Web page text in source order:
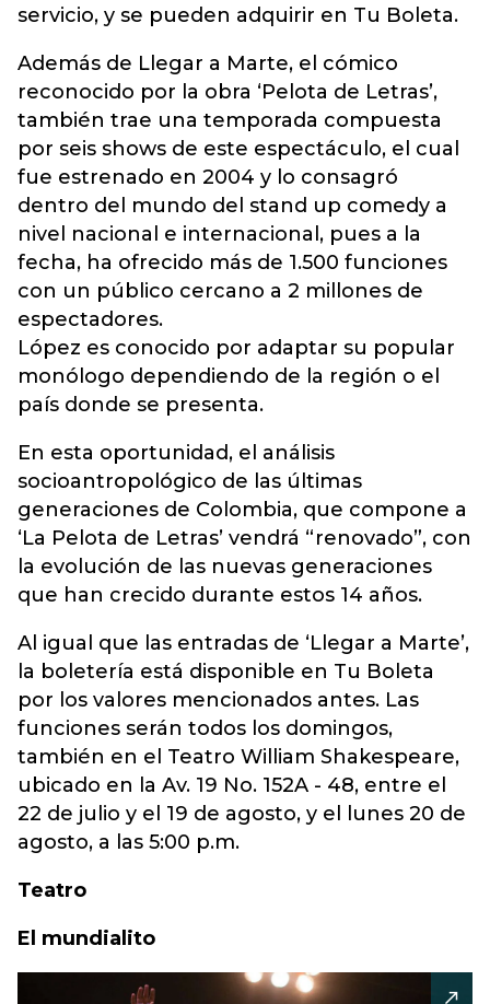
servicio, y se pueden adquirir en Tu Boleta.
Además de Llegar a Marte, el cómico
reconocido por la obra ‘Pelota de Letras’,
también trae una temporada compuesta
por seis shows de este espectáculo, el cual
fue estrenado en 2004 y lo consagró
dentro del mundo del stand up comedy a
nivel nacional e internacional, pues a la
fecha, ha ofrecido más de 1.500 funciones
con un público cercano a 2 millones de
espectadores.
López es conocido por adaptar su popular
monólogo dependiendo de la región o el
país donde se presenta.
En esta oportunidad, el análisis
socioantropológico de las últimas
generaciones de Colombia, que compone a
‘La Pelota de Letras’ vendrá “renovado”, con
la evolución de las nuevas generaciones
que han crecido durante estos 14 años.
Al igual que las entradas de ‘Llegar a Marte’,
la boletería está disponible en Tu Boleta
por los valores mencionados antes. Las
funciones serán todos los domingos,
también en el Teatro William Shakespeare,
ubicado en la Av. 19 No. 152A - 48, entre el
22 de julio y el 19 de agosto, y el lunes 20 de
agosto, a las 5:00 p.m.
Teatro
El mundialito